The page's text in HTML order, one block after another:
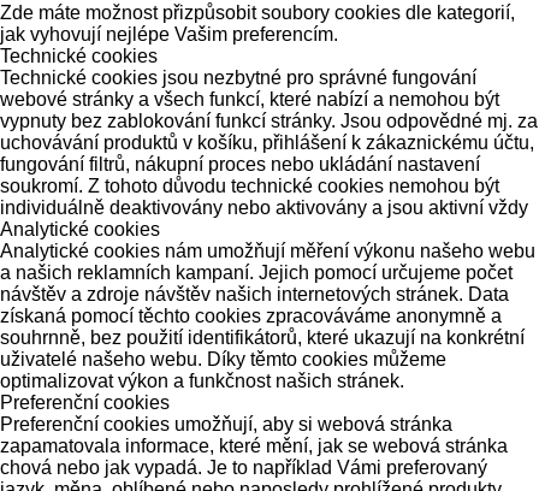
Zde máte možnost přizpůsobit soubory cookies dle kategorií,
jak vyhovují nejlépe Vašim preferencím.
Technické cookies
Technické cookies jsou nezbytné pro správné fungování
webové stránky a všech funkcí, které nabízí a nemohou být
vypnuty bez zablokování funkcí stránky. Jsou odpovědné mj. za
uchovávání produktů v košíku, přihlášení k zákaznickému účtu,
fungování filtrů, nákupní proces nebo ukládání nastavení
soukromí. Z tohoto důvodu technické cookies nemohou být
individuálně deaktivovány nebo aktivovány a jsou aktivní vždy
Analytické cookies
Analytické cookies nám umožňují měření výkonu našeho webu
a našich reklamních kampaní. Jejich pomocí určujeme počet
návštěv a zdroje návštěv našich internetových stránek. Data
získaná pomocí těchto cookies zpracováváme anonymně a
souhrnně, bez použití identifikátorů, které ukazují na konkrétní
uživatelé našeho webu. Díky těmto cookies můžeme
optimalizovat výkon a funkčnost našich stránek.
Preferenční cookies
Preferenční cookies umožňují, aby si webová stránka
zapamatovala informace, které mění, jak se webová stránka
chová nebo jak vypadá. Je to například Vámi preferovaný